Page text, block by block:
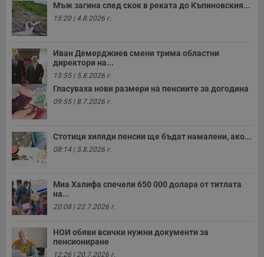
Мъж загина след скок в реката до Къпиновския...
15:20 | 4.8.2026 г.
Иван Демерджиев смени трима областни
директори на...
13:55 | 5.8.2026 г.
Гласуваха нови размери на пенсиите за догодина
09:55 | 8.7.2026 г.
Стотици хиляди пенсии ще бъдат намалени, ако...
08:14 | 5.8.2026 г.
Миа Халифа спечели 650 000 долара от титлата
на...
20:08 | 22.7.2026 г.
НОИ обяви всички нужни документи за
пенсиониране
12:26 | 20.7.2026 г.